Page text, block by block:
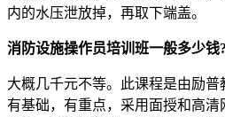
内的水压泄放掉，再取下端盖。
消防设施操作员培训班一般多少钱?
大概几千元不等。此课程是由励
有基础，有重点，采用面授和高